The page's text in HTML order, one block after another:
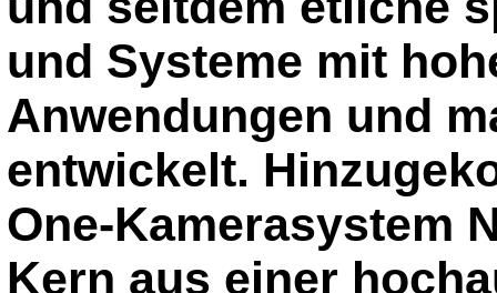
und Systeme mit
Anwendungen und
entwickelt.
One-Kamerasystem
Kern aus einer